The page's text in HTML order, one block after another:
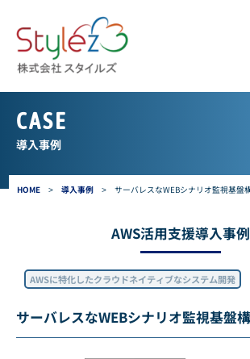
HOME > 導入事例 > サーバレスなWEBシナリオ監視基盤
CASE
導入事例
AWS活用支援導入事例
AWSに特化したクラウドネイティブなシステム開発
サーバレスなWEBシナリオ監視基盤